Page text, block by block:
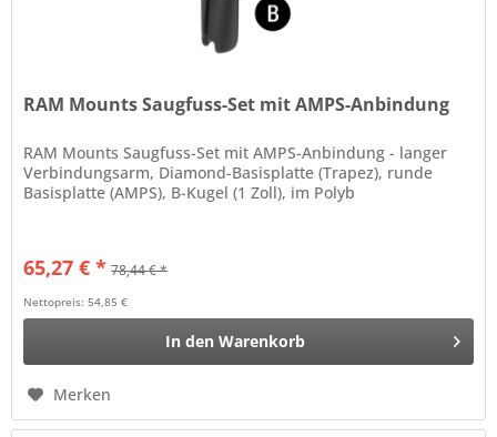
RAM Mounts Saugfuss-Set mit AMPS-Anbindung
RAM Mounts Saugfuss-Set mit AMPS-Anbindung - langer
Verbindungsarm, Diamond-Basisplatte (Trapez), runde
Basisplatte (AMPS), B-Kugel (1 Zoll), im Polyb
65,27 € * 78,44 € *
Nettopreis: 54,85 €
In den Warenkorb
Merken